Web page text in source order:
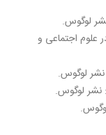
لوگوس.
علوم اجتماعی و
نشر لوگوس.
نشر لوگوس.